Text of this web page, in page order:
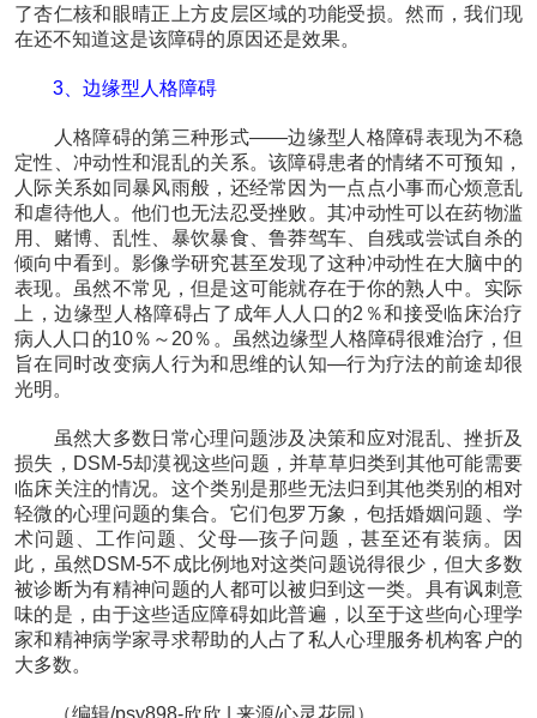
了杏仁核和眼晴正上方皮层区域的功能受损。然而，我们现
在还不知道这是该障碍的原因还是效果。
3、边缘型人格障碍
人格障碍的第三种形式——边缘型人格障碍表现为不稳
定性、冲动性和混乱的关系。该障碍患者的情绪不可预知，
人际关系如同暴风雨般，还经常因为一点点小事而心烦意乱
和虐待他人。他们也无法忍受挫败。其冲动性可以在药物滥
用、赌博、乱性、暴饮暴食、鲁莽驾车、自残或尝试自杀的
倾向中看到。影像学研究甚至发现了这种冲动性在大脑中的
表现。虽然不常见，但是这可能就存在于你的熟人中。实际
上，边缘型人格障碍占了成年人人口的2％和接受临床治疗
病人人口的10％～20％。虽然边缘型人格障碍很难治疗，但
旨在同时改变病人行为和思维的认知—行为疗法的前途却很
光明。
虽然大多数日常心理问题涉及决策和应对混乱、挫折及
损失，DSM-5却漠视这些问题，并草草归类到其他可能需要
临床关注的情况。这个类别是那些无法归到其他类别的相对
轻微的心理问题的集合。它们包罗万象，包括婚姻问题、学
术问题、工作问题、父母—孩子问题，甚至还有装病。因
此，虽然DSM-5不成比例地对这类问题说得很少，但大多数
被诊断为有精神问题的人都可以被归到这一类。具有讽刺意
味的是，由于这些适应障碍如此普遍，以至于这些向心理学
家和精神病学家寻求帮助的人占了私人心理服务机构客户的
大多数。
（编辑/psy898-欣欣 | 来源/心灵花园）